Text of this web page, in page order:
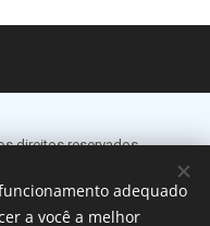
adequado
a você a melhor
direitos reservados.
Compromisso
Termos e